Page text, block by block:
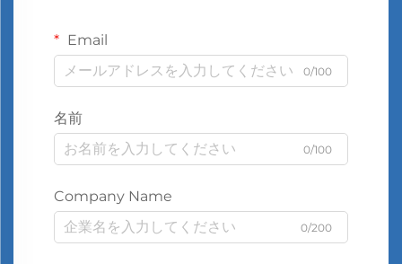
Email
0/100
名前
0/100
Company Name
0/200